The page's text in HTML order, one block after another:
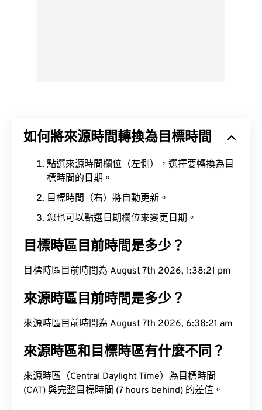
如何將來源時間轉換為目標時間
點選來源時間欄位（左側），選擇要轉換為目
標時間的日期。
目標時間（右）將自動更新。
您也可以點選日期欄位來變更日期。
目標時區目前時間是多少？
目標時區目前時間為 August 7th 2026, 1:38:22 pm
來源時區目前時間是多少？
來源時區目前時間為 August 7th 2026, 6:38:22 am
來源時區和目標時區有什麼不同？
來源時區（Central Daylight Time）為目標時間
(CAT) 與完整目標時間 (7 hours behind) 的差值。